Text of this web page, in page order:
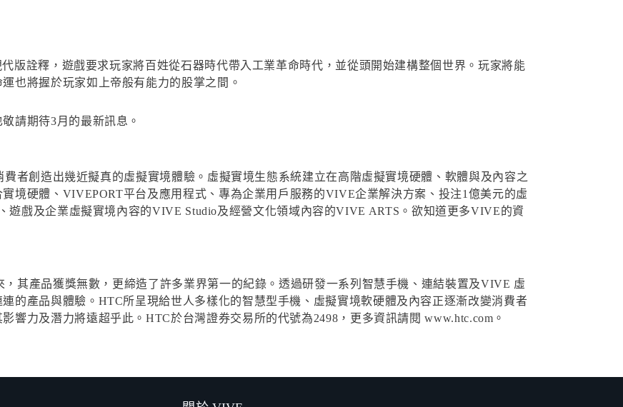
版詮釋，遊戲要求玩家將百姓從石器時代帶入工業革命時代，並從頭開始建構整個世界。玩家將能
也將握於玩家如上帝般有能力的股掌之間。
敬請期待3月的最新訊息。
者創造出幾近擬真的虛擬實境體驗。虛擬實境生態系統建立在高階虛擬實境硬體、軟體與及內容之
境硬體、VIVEPORT平台及應用程式、專為企業用戶服務的VIVE企業解決方案、投注1億美元的虛
遊戲及企業虛擬實境內容的VIVE Studio及經營文化領域內容的VIVE ARTS。欲知道更多VIVE的資
其產品獲獎無數，更締造了許多業界第一的紀錄。透過研發一系列智慧手機、連結裝置及VIVE 虛
的產品與體驗。HTC所呈現給世人多樣化的智慧型手機、虛擬實境軟硬體及內容正逐漸改變消費者
響力及潛力將遠超乎此。HTC於台灣證券交易所的代號為2498，更多資訊請閱 www.htc.com。